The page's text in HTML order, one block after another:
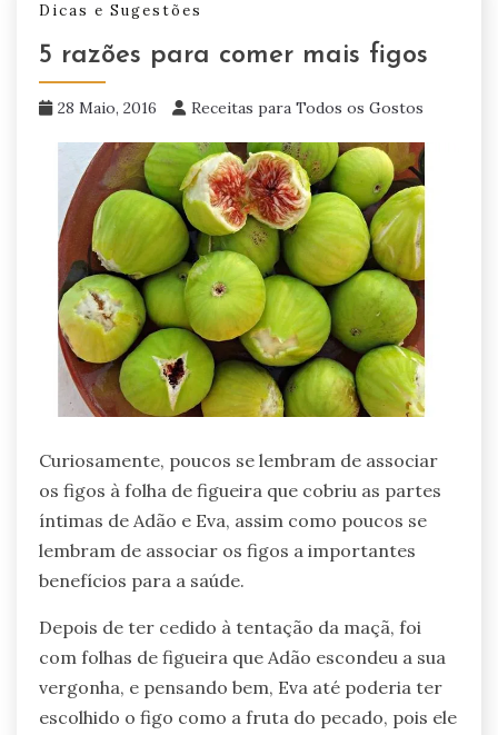
Dicas e Sugestões
5 razões para comer mais figos
28 Maio, 2016 Receitas para Todos os Gostos
Curiosamente, poucos se lembram de associar
os figos à folha de figueira que cobriu as partes
íntimas de Adão e Eva, assim como poucos se
lembram de associar os figos a importantes
benefícios para a saúde.
Depois de ter cedido à tentação da maçã, foi
com folhas de figueira que Adão escondeu a sua
vergonha, e pensando bem, Eva até poderia ter
escolhido o figo como a fruta do pecado, pois ele